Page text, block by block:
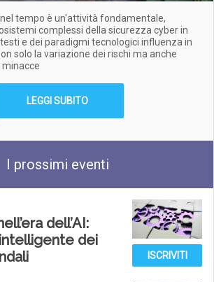
tempo è un'attività fondamentale,
complessi della sicurezza cyber in
e dei paradigmi tecnologici influenza in
solo la variazione dei rischi ma anche
minacce
LEGGI SUBITO
I prossimi eventi
dell’AI:
dei
ISCRIVITI